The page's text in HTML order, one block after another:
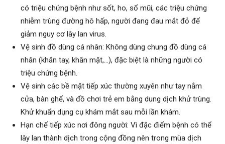
có triệu chứng bệnh như sốt, ho, sổ mũi, các triệu chứng
nhiễm trùng đường hô hấp, người đang đau mắt đỏ để
giảm nguy cơ lây lan virus.
Vệ sinh đồ dùng cá nhân: Không dùng chung đồ dùng cá
nhân (khăn tay, khăn mặt,…), đặc biệt là những người có
triệu chứng bệnh.
Vệ sinh các bề mặt tiếp xúc thường xuyên như tay nắm
cửa, bàn ghế, và đồ chơi trẻ em bằng dung dịch khử trùng.
Khử khuẩn dụng cụ khám mắt sau mỗi lần khám.
Hạn chế tiếp xúc nơi đông người: Vì đặc điểm bệnh có thể
lây lan thành dịch trong cộng đồng nên trong mùa dịch